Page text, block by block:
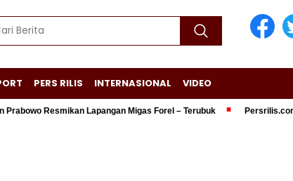
PERS RILIS INTERNASIONAL VIDEO
Resmikan Lapangan Migas Forel – Terubuk Persrilis.com